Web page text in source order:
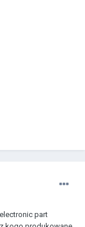
part